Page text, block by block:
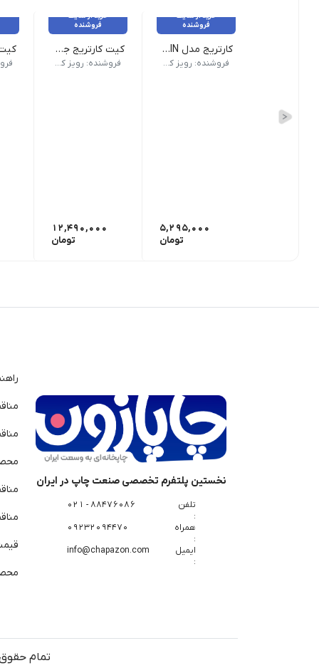
خرید از سایت
فروشنده
کارتریج مدل KP-108IN کانن کاست جوهر : 3 عدد | کارکرد : 108 برگ |
فروشنده: رویز کالا
5,295,000
تومان
خرید از سایت
فروشنده
کیت کارتریج جوهرافشان مدل 450-451 کانن مدل : CLI-451 , PGI-450 | انتخاب رنگ : چهار رنگ |
فروشنده: رویز کالا
12,490,000
تومان
نخستین پلتفرم تخصصی صنعت چاپ در ایران
تلفن
:
88476086 - 021
همراه
:
09232094470
ایمیل
:
info@chapazon.com
تمام